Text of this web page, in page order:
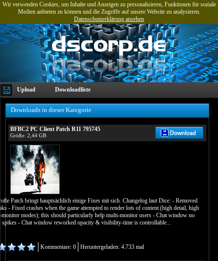
Wir verwenden Cookies, um Inhalte und Anzeigen zu personalisieren, Funktionen für soziale
Medien anbieten zu können und die Zugriffe auf unsere Website zu analysieren.
Datenschutzerklärung ansehen
Upload Downloadliste
Downloads in dieser Kategorie
BFBC2 PC Client Patch R11 795745
Größe: 2,44 GB
Patch bringt hauptsächlich einige Fixes mit sich. Changelog laut Dice: - Removed
- Fixed crashes when the game attempted to render lots of content (high detail, high
modes); this should particularly help multi-monitor users - Chat window no
spikes - Chat window reworked opacity & visibility-time is controllable...
Kommentare: 0 Heruntergeladen: 4.733 mal